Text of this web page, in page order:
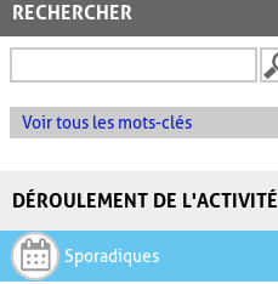
RECHERCHER
Voir tous les mots-clés
DÉROULEMENT DE L'ACTIVITÉ
Sporadiques